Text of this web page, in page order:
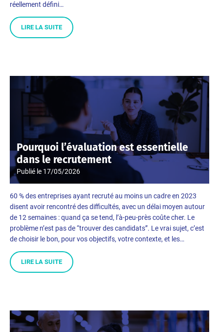
réellement défini…
LIRE LA SUITE
Pourquoi l’évaluation est essentielle
dans le recrutement
Publié le 17/05/2026
60 % des entreprises ayant recruté au moins un cadre en 2023
disent avoir rencontré des difficultés, avec un délai moyen autour
de 12 semaines : quand ça se tend, l’à-peu-près coûte cher. Le
problème n’est pas de “trouver des candidats”. Le vrai sujet, c’est
de choisir le bon, pour vos objectifs, votre contexte, et les…
LIRE LA SUITE